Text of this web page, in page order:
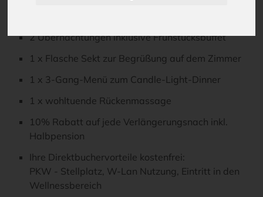
2 Übernachtungen inklusive Frühstücksbuffet
1 x Flasche Sekt zur Begrüßung auf dem Zimmer
1 x 3-Gang-Menü zum Candle-Light-Dinner
1 x wohltuende Rückenmassage
10% Rabatt auf jede Verlängerungsnach inkl.
Halbpension
Ihre Direktbuchervorteile kostenfrei:
PKW - Stellplatz, W-Lan Nutzung, Eintritt in den
Wellnessbereich